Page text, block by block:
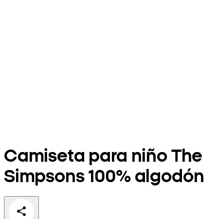
Camiseta para niño The
Simpsons 100% algodón